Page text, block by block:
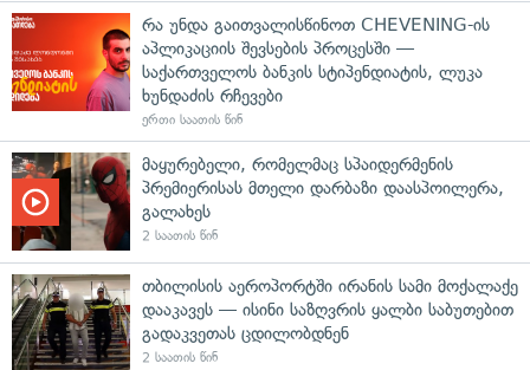
რა უნდა გაითვალისწინოთ CHEVENING-ის
აპლიკაციის შევსების პროცესში —
საქართველოს ბანკის სტიპენდიატის, ლუკა
ხუნდაძის რჩევები
ერთი საათის წინ
მაყურებელი, რომელმაც სპაიდერმენის
პრემიერისას მთელი დარბაზი დაასპოილერა,
გალახეს
2 საათის წინ
თბილისის აეროპორტში ირანის სამი მოქალაქე
დააკავეს — ისინი საზღვრის ყალბი საბუთებით
გადაკვეთას ცდილობდნენ
2 საათის წინ